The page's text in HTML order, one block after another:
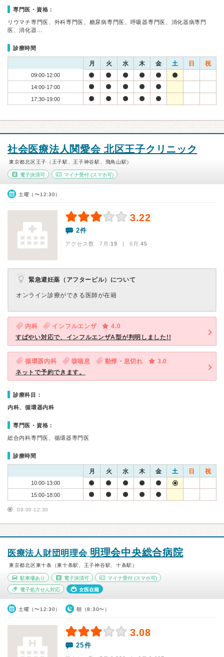
専門医・資格：
リウマチ専門医、外科専門医、糖尿病専門医、呼吸器専門医、消化器病専門
医、消化器…
診療時間
月 火 水 木 金 土 日 祝
09:00-12:00
14:00-17:00
17:30-19:00
社会医療法人関愛会 北区王子クリニック
東京都北区王子（王子駅、王子神谷駅、飛鳥山駅）
電子決済可 マイナ受付(スマホ可)
土曜（〜12:30）
3.22
2件
アクセス数 7月:19 | 6月:45
緊急避妊薬（アフターピル）について
オンライン診療ができる医師が在籍
内科 インフルエンザ
4.0
すばやい対応で、インフルエンザA型が判明しました!!
循環器内科 咳喘息 動悸・息切れ
3.0
ネットで予約できます。
診療科目：
内科、循環器内科
専門医・資格：
総合内科専門医、循環器専門医
診療時間
月 火 水 木 金 土 日 祝
10:00-13:00
15:00-18:00
09:00-12:30
医療法人財団明理会 明理会中央総合病院
東京都北区東十条（東十条駅、王子神谷駅、十条駅）
駐車場あり 電子決済可 マイナ受付 (スマホ可)
電子処方せん対応 女医在籍
土曜（〜12:30） 朝（8:30〜）
3.08
25件